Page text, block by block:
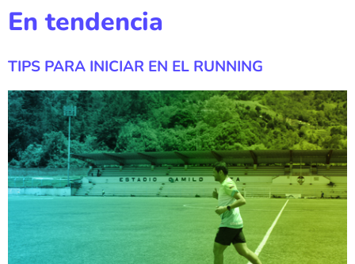
En tendencia
TIPS PARA INICIAR EN EL RUNNING